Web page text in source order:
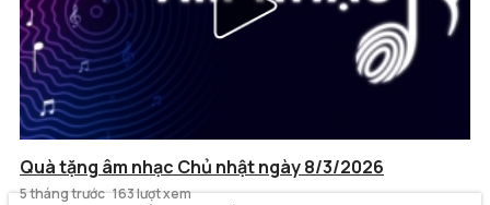
Quà tặng âm nhạc Chủ nhật ngày 8/3/2026
5 tháng trước 163 lượt xem